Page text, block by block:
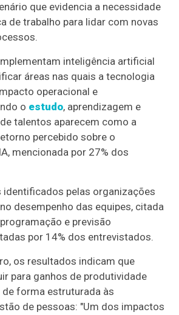
que evidencia a necessidade
de trabalho para lidar com novas
inteligência artificial
áreas nas quais a tecnologia
operacional e
o estudo, aprendizagem e
talentos aparecem como a
percebido sobre o
mencionada por 27% dos
identificados pelas organizações
desempenho das equipes, citada
e previsão
por 14% dos entrevistados.
os resultados indicam que
para ganhos de produtividade
forma estruturada às
de pessoas: "Um dos impactos